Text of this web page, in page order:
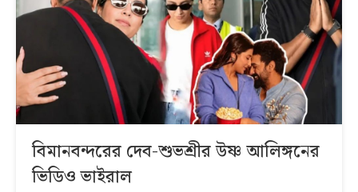
বিমানবন্দরের দেব-শুভশ্রীর উষ্ণ আলিঙ্গনের
ভিডিও ভাইরাল